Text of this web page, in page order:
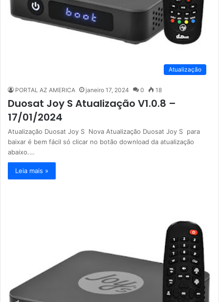
Atualização
PORTAL AZ AMERICA janeiro 17, 2024 0 18
Duosat Joy S Atualização V1.0.8 –
17/01/2024
Atualização Duosat Joy S Nova Atualização Duosat Joy S para
baixar é bem fácil só clicar no botão download da atualização
abaixo.…
Leia mais »